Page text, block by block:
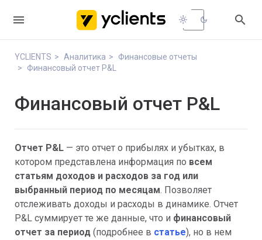
 light_mode dark_mode 
YCLIENTS Аналитика
Финансовые отчеты
Финансовый отчет P&L
Финансовый отчет P&L
Отчет P&L — это отчет о прибылях и убытках, в
котором представлена информация по всем
статьям доходов и расходов за год или
выбранный период по месяцам. Позволяет
отслеживать доходы и расходы в динамике. Отчет
P&L суммирует те же данные, что и финансовый
отчет за период (подробнее в статье), но в нем